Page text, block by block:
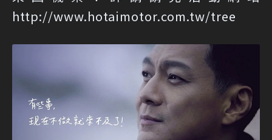
http://www.hotaimotor.com.tw/tree